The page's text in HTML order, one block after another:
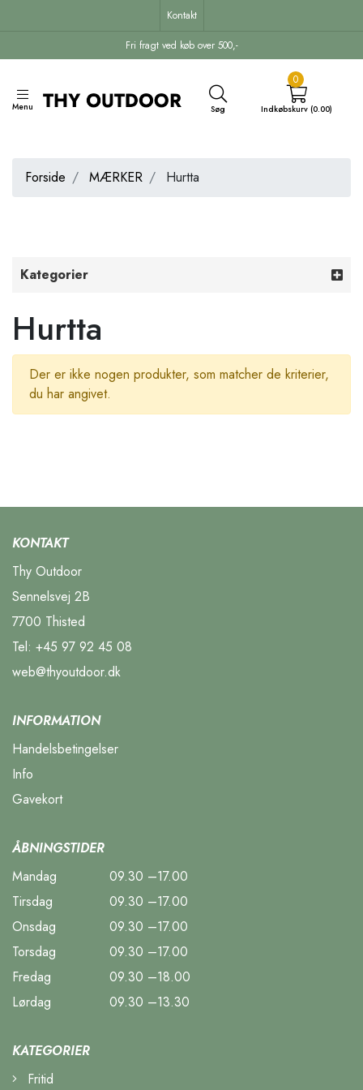
Fri fragt ved køb over 500,-
Kontakt
Menu Søg
0
Indkøbskurv (0.00)
Forside MÆRKER Hurtta
Kategorier
Hurtta
Der er ikke nogen produkter, som matcher de kriterier,
du har angivet.
KONTAKT
Thy Outdoor
Sennelsvej 2B
7700 Thisted
Tel: +45 97 92 45 08
web@thyoutdoor.dk
INFORMATION
Handelsbetingelser
Info
Gavekort
ÅBNINGSTIDER
Mandag
09.30 –17.00
Tirsdag
09.30 –17.00
Onsdag
09.30 –17.00
Torsdag
09.30 –17.00
Fredag
09.30 –18.00
Lørdag
09.30 –13.30
KATEGORIER
Fritid